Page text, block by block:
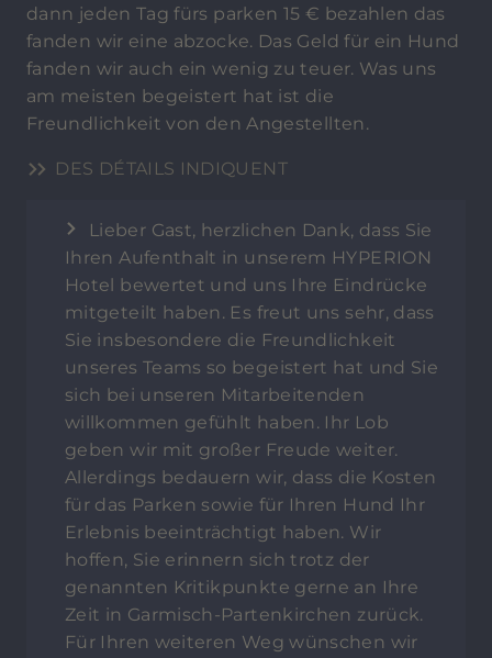
dann jeden Tag fürs parken 15 € bezahlen das
fanden wir eine abzocke. Das Geld für ein Hund
fanden wir auch ein wenig zu teuer. Was uns
am meisten begeistert hat ist die
Freundlichkeit von den Angestellten.
DES DÉTAILS INDIQUENT
Lieber Gast, herzlichen Dank, dass Sie
Ihren Aufenthalt in unserem HYPERION
Hotel bewertet und uns Ihre Eindrücke
mitgeteilt haben. Es freut uns sehr, dass
Sie insbesondere die Freundlichkeit
unseres Teams so begeistert hat und Sie
sich bei unseren Mitarbeitenden
willkommen gefühlt haben. Ihr Lob
geben wir mit großer Freude weiter.
Allerdings bedauern wir, dass die Kosten
für das Parken sowie für Ihren Hund Ihr
Erlebnis beeinträchtigt haben. Wir
hoffen, Sie erinnern sich trotz der
genannten Kritikpunkte gerne an Ihre
Zeit in Garmisch-Partenkirchen zurück.
Für Ihren weiteren Weg wünschen wir